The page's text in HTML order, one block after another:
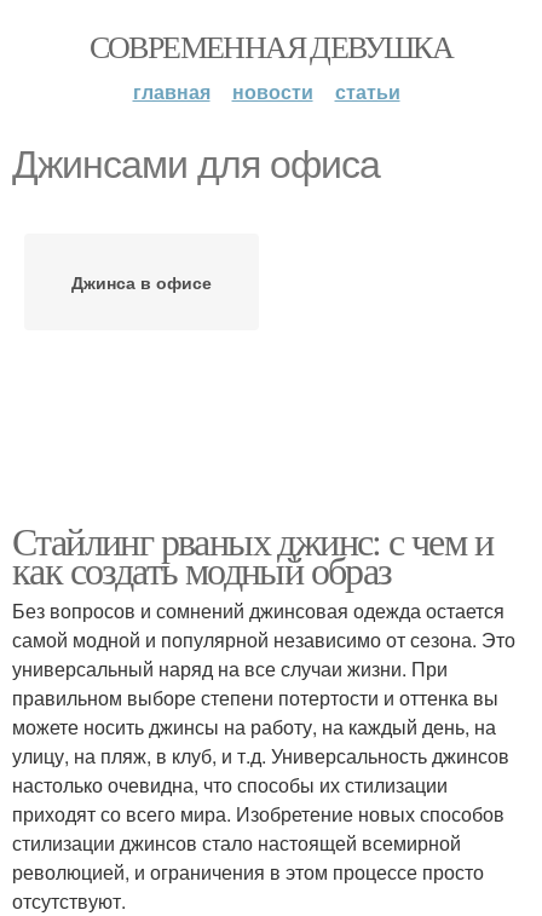
СОВРЕМЕННАЯ ДЕВУШКА
главная новости статьи
Джинсами для офиса
Джинса в офисе
Стайлинг рваных джинс: с чем и
как создать модный образ
Без вопросов и сомнений джинсовая одежда остается
самой модной и популярной независимо от сезона. Это
универсальный наряд на все случаи жизни. При
правильном выборе степени потертости и оттенка вы
можете носить джинсы на работу, на каждый день, на
улицу, на пляж, в клуб, и т.д. Универсальность джинсов
настолько очевидна, что способы их стилизации
приходят со всего мира. Изобретение новых способов
стилизации джинсов стало настоящей всемирной
революцией, и ограничения в этом процессе просто
отсутствуют.